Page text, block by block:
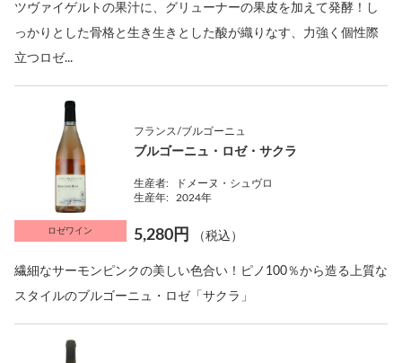
ツヴァイゲルトの果汁に、グリューナーの果皮を加えて発酵！し
っかりとした骨格と生き生きとした酸が織りなす、力強く個性際
立つロゼ...
ロゼワイン
フランス/ブルゴーニュ
ブルゴーニュ・ロゼ・サクラ
生産者:
ドメーヌ・シュヴロ
生産年:
2024年
5,280円 （税込）
繊細なサーモンピンクの美しい色合い！ピノ100％から造る上質な
スタイルのブルゴーニュ・ロゼ「サクラ」